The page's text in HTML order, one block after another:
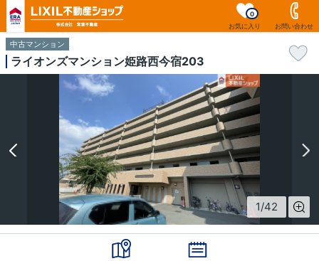
お気に入り
0
お問い合わせ
中古マンション
ライオンズマンション姫路西今宿203
1/42